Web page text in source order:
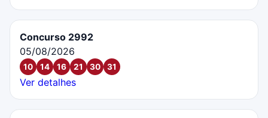
Concurso 2992
05/08/2026
10 14 16 21 30 31
Ver detalhes